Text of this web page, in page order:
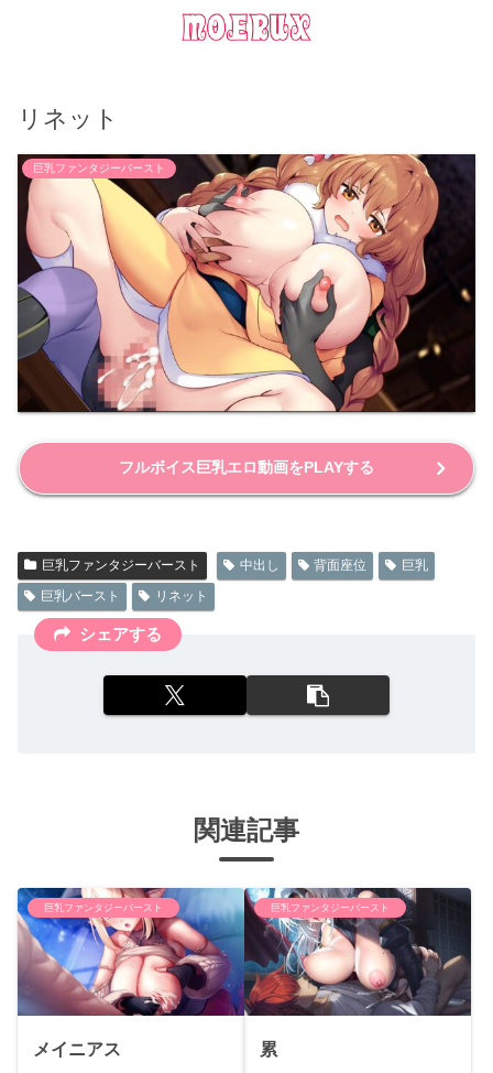
リネット
巨乳ファンタジーバースト
フルボイス巨乳エロ動画をPLAYする
巨乳ファンタジーバースト 中出し 背面座位
巨乳
巨乳バースト
リネット
シェアする
関連記事
巨乳ファンタジーバースト
メイニアス
巨乳ファンタジーバースト
累